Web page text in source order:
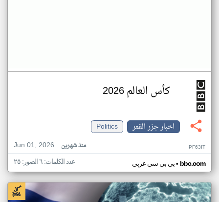
كأس العالم 2026
اخبار جزر القمر
Politics
Jun 01, 2026
منذ شهرين PF63IT
بي بي سي عربي• bbc.com عدد الكلمات: ٦ الصور: ٢٥